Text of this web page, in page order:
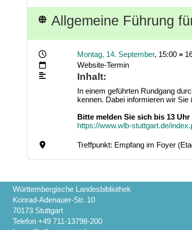
Allgemeine Führung
Montag, 14. September, 15:00 »
Website-Termin
Inhalt:
In einem geführten Rundgang
kennen. Dabei informieren wir
Bitte melden Sie sich bis 13
https://www.wlb-stuttgart.de/
Treffpunkt: Empfang im Foyer
Württembergische Landesbibliothek
Konrad-Adenauer-Str. 10
70173 Stuttgart
Telefon +49 711-13798-200